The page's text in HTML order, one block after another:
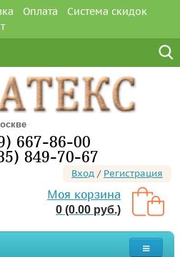
Оплата
Система скидок
667-86-00
849-70-67
Вход / Регистрация
Моя корзина
0 (0.00 руб.)